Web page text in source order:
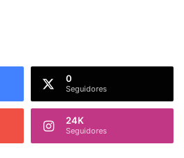
0
Seguidores
24K
Seguidores